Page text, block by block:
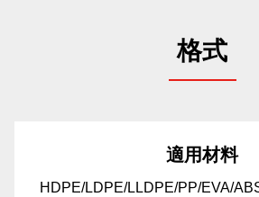
格式
適用材料
HDPE/LDPE/LLDPE/PP/EVA/